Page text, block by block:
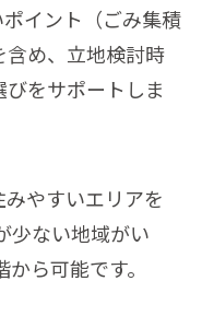
イント（ごみ集積
め、立地検討時
をサポートしま
みやすいエリアを
少ない地域がい
ら可能です。